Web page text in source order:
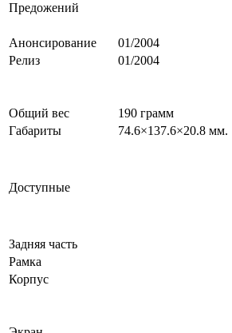
Предожений
Анонсирование
01/2004
Релиз
01/2004
Общий вес
190 грамм
Габариты
74.6×137.6×20.8 мм.
Доступные
Задняя часть
Рамка
Корпус